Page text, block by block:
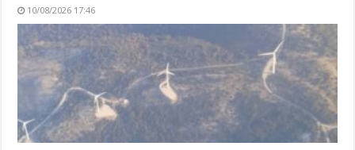
10/08/2026 17:46